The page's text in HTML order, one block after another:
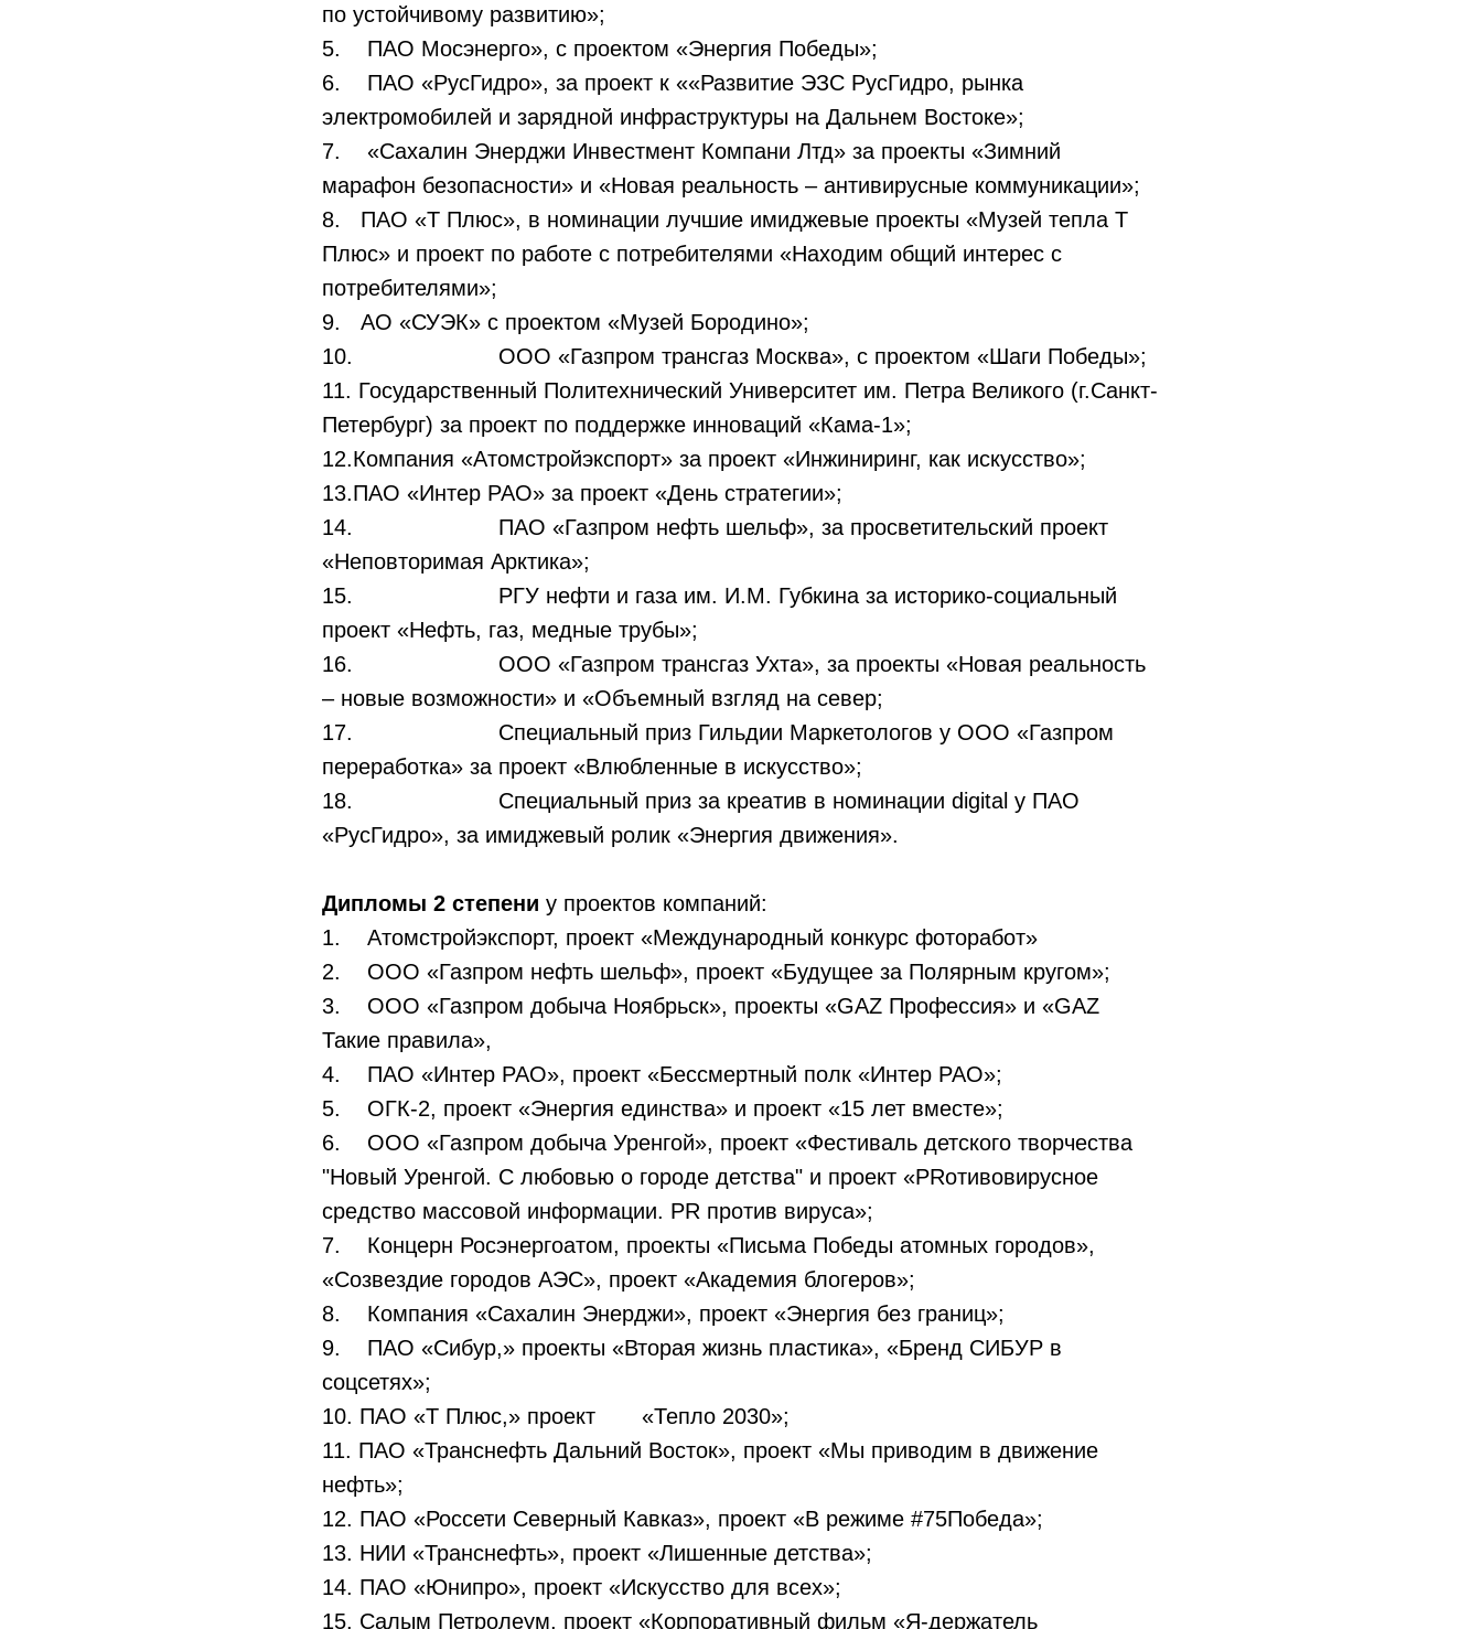
по устойчивому развитию»;
5. ПАО Мосэнерго», с проектом «Энергия Победы»;
6. ПАО «РусГидро», за проект к ««Развитие ЭЗС РусГидро, рынка
электромобилей и зарядной инфраструктуры на Дальнем Востоке»;
7. «Сахалин Энерджи Инвестмент Компани Лтд» за проекты «Зимний
марафон безопасности» и «Новая реальность – антивирусные коммуникации»;
8. ПАО «Т Плюс», в номинации лучшие имиджевые проекты «Музей тепла Т
Плюс» и проект по работе с потребителями «Находим общий интерес с
потребителями»;
9. АО «СУЭК» с проектом «Музей Бородино»;
10. ООО «Газпром трансгаз Москва», с проектом «Шаги Победы»;
11. Государственный Политехнический Университет им. Петра Великого (г.Санкт-
Петербург) за проект по поддержке инноваций «Кама-1»;
12.Компания «Атомстройэкспорт» за проект «Инжиниринг, как искусство»;
13.ПАО «Интер РАО» за проект «День стратегии»;
14. ПАО «Газпром нефть шельф», за просветительский проект
«Неповторимая Арктика»;
15. РГУ нефти и газа им. И.М. Губкина за историко-социальный
проект «Нефть, газ, медные трубы»;
16. ООО «Газпром трансгаз Ухта», за проекты «Новая реальность
– новые возможности» и «Объемный взгляд на север;
17. Специальный приз Гильдии Маркетологов у ООО «Газпром
переработка» за проект «Влюбленные в искусство»;
18. Специальный приз за креатив в номинации digital у ПАО
«РусГидро», за имиджевый ролик «Энергия движения».
Дипломы 2 степени у проектов компаний:
1. Атомстройэкспорт, проект «Международный конкурс фоторабот»
2. ООО «Газпром нефть шельф», проект «Будущее за Полярным кругом»;
3. ООО «Газпром добыча Ноябрьск», проекты «GAZ Профессия» и «GAZ
Такие правила»,
4. ПАО «Интер РАО», проект «Бессмертный полк «Интер РАО»;
5. ОГК-2, проект «Энергия единства» и проект «15 лет вместе»;
6. ООО «Газпром добыча Уренгой», проект «Фестиваль детского творчества
"Новый Уренгой. С любовью о городе детства" и проект «PRотивовирусное
средство массовой информации. PR против вируса»;
7. Концерн Росэнергоатом, проекты «Письма Победы атомных городов»,
«Созвездие городов АЭС», проект «Академия блогеров»;
8. Компания «Сахалин Энерджи», проект «Энергия без границ»;
9. ПАО «Сибур,» проекты «Вторая жизнь пластика», «Бренд СИБУР в
соцсетях»;
10. ПАО «Т Плюс,» проект «Тепло 2030»;
11. ПАО «Транснефть Дальний Восток», проект «Мы приводим в движение
нефть»;
12. ПАО «Россети Северный Кавказ», проект «В режиме #75Победа»;
13. НИИ «Транснефть», проект «Лишенные детства»;
14. ПАО «Юнипро», проект «Искусство для всех»;
15. Салым Петролеум, проект «Корпоративный фильм «Я-держатель